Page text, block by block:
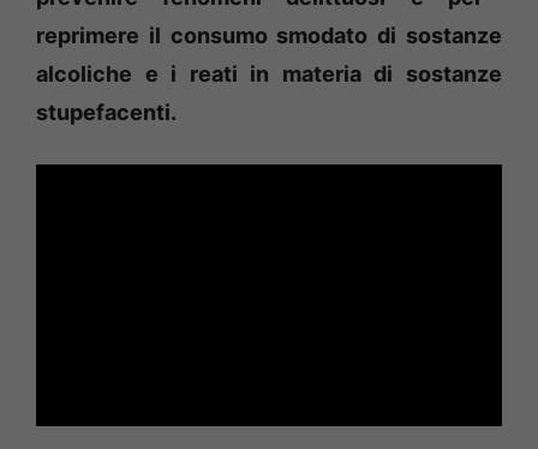
reprimere il consumo smodato di sostanze
alcoliche e i reati in materia di sostanze
stupefacenti.